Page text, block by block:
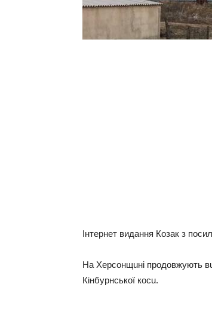
Інтернет видання Козак з
Нa Херсонщuні продовжують
Кінбурнської косu.